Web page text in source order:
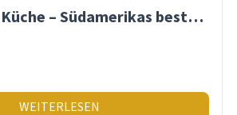
Peruanische Küche – Südamerikas beste Gastronomie
WEITERLESEN